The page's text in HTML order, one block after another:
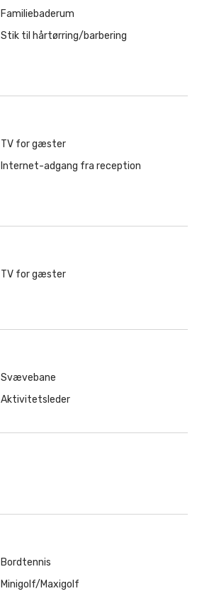
Familiebaderum
Stik til hårtørring/barbering
TV for gæster
Internet-adgang fra reception
TV for gæster
Svævebane
Aktivitetsleder
Bordtennis
Minigolf/Maxigolf